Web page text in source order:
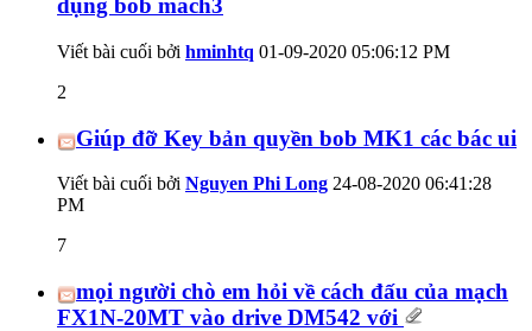
dụng bob mach3
Viết bài cuối bởi hminhtq 01-09-2020 05:06:12 PM
2
Giúp đỡ Key bản quyền bob MK1 các bác ui
Viết bài cuối bởi Nguyen Phi Long 24-08-2020 06:41:28
PM
7
mọi người chò em hỏi về cách đấu của mạch
FX1N-20MT vào drive DM542 với